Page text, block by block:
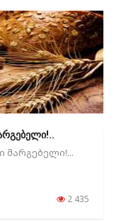
მარგებელი!...
2 435